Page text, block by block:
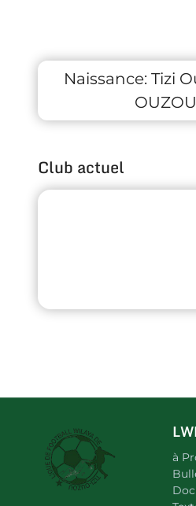
Naissance: Tizi
OUZOU
Club actuel
à